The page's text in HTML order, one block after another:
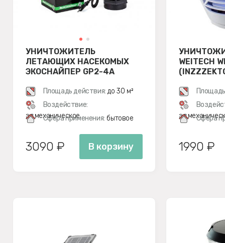
УНИЧТОЖИТЕЛЬ
ЛЕТАЮЩИХ НАСЕКОМЫХ
ЭКОСНАЙПЕР GP2-4A
Площадь действия: до 30 м²
Воздействие:
эл.механическое
Сфера применения: бытовое
3090 ₽ В корзину
WEITECH
Сфера
1990 ₽